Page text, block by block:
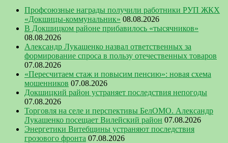
Профсоюзные награды получили работники РУП ЖКХ
«Докшицы-коммунальник» 08.08.2026
В Докшицком районе прибавилось «тысячников»
08.08.2026
Александр Лукашенко назвал ответственных за
формирование спроса в пользу отечественных товаров
07.08.2026
«Пересчитаем стаж и повысим пенсию»: новая схема
мошенников 07.08.2026
Докшицкий район устраняет последствия непогоды
07.08.2026
Торговля на селе и перспективы БелОМО. Александр
Лукашенко посещает Вилейский район 07.08.2026
Энергетики Витебщины устраняют последствия
грозового фронта 07.08.2026